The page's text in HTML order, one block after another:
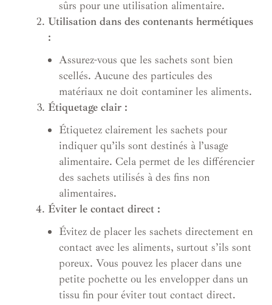
sûrs pour une utilisation alimentaire.
Utilisation dans des contenants hermétiques
:
Assurez-vous que les sachets sont bien
scellés. Aucune des particules des
matériaux ne doit contaminer les aliments.
Étiquetage clair :
Étiquetez clairement les sachets pour
indiquer qu’ils sont destinés à l’usage
alimentaire. Cela permet de les différencier
des sachets utilisés à des fins non
alimentaires.
Éviter le contact direct :
Évitez de placer les sachets directement en
contact avec les aliments, surtout s’ils sont
poreux. Vous pouvez les placer dans une
petite pochette ou les envelopper dans un
tissu fin pour éviter tout contact direct.